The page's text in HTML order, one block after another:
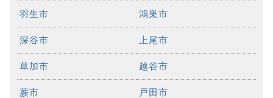
羽生市 鴻巣市
深谷市 上尾市
草加市 越谷市
蕨市 戸田市